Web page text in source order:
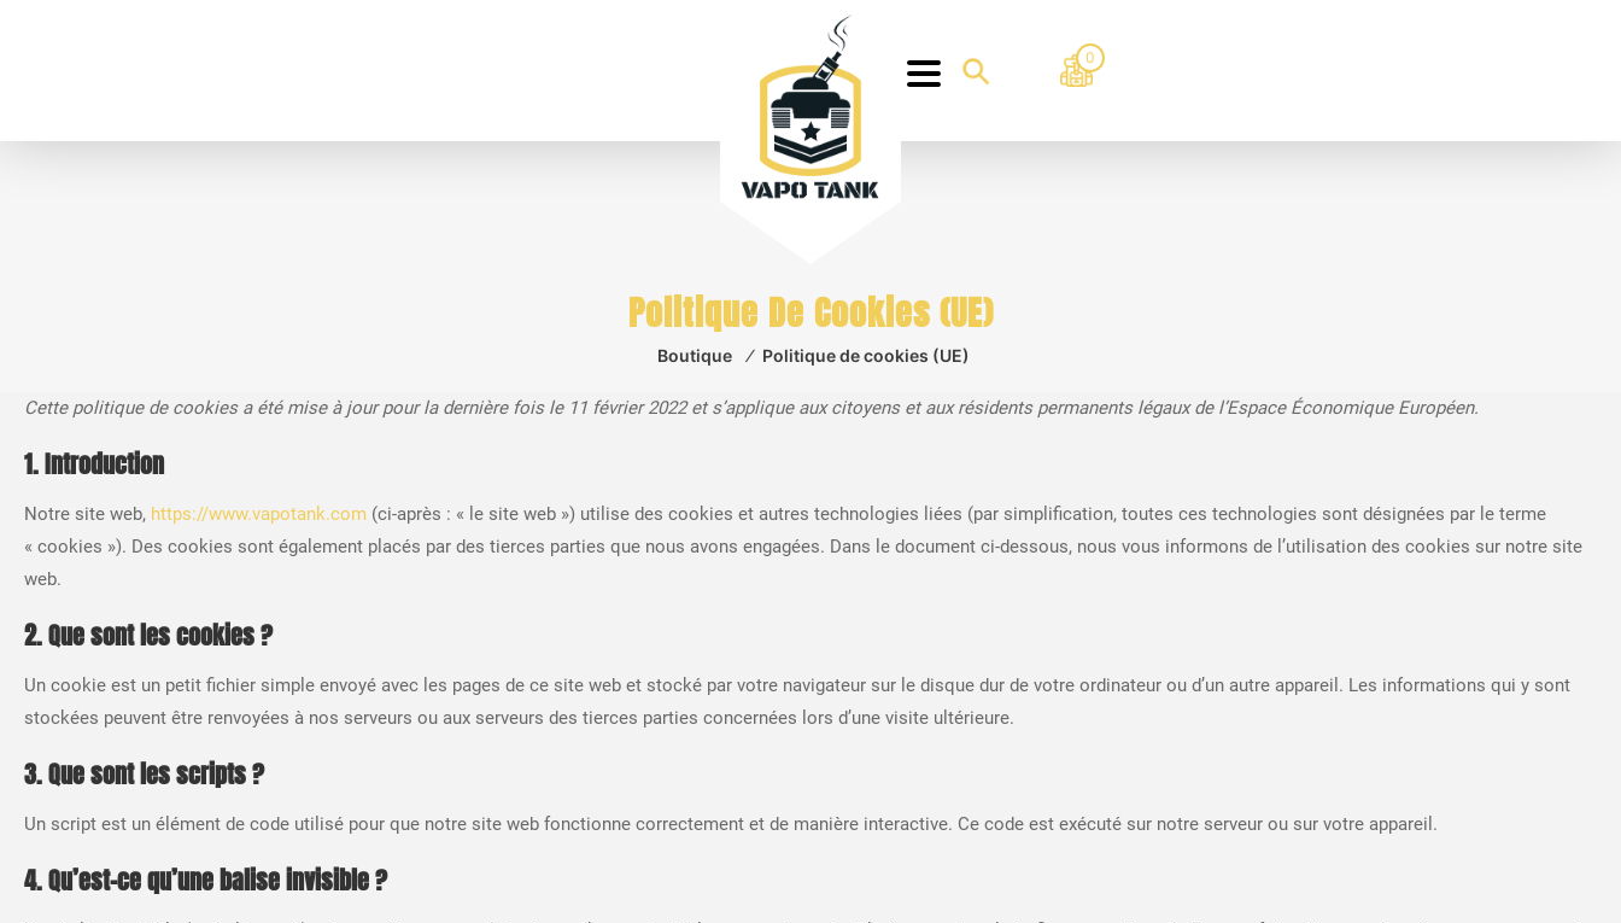
0
Politique De Cookies (UE)
Boutique ⁄ Politique de cookies (UE)
Cette politique de cookies a été mise à jour pour la dernière fois le 11 février 2022 et s’applique aux citoyens et aux résidents permanents légaux de l’Espace Économique Européen.
1. Introduction
Notre site web, https://www.vapotank.com (ci-après : « le site web ») utilise des cookies et autres technologies liées (par simplification, toutes ces technologies sont désignées par le terme
« cookies »). Des cookies sont également placés par des tierces parties que nous avons engagées. Dans le document ci-dessous, nous vous informons de l’utilisation des cookies sur notre site
web.
2. Que sont les cookies ?
Un cookie est un petit fichier simple envoyé avec les pages de ce site web et stocké par votre navigateur sur le disque dur de votre ordinateur ou d’un autre appareil. Les informations qui y sont
stockées peuvent être renvoyées à nos serveurs ou aux serveurs des tierces parties concernées lors d’une visite ultérieure.
3. Que sont les scripts ?
Un script est un élément de code utilisé pour que notre site web fonctionne correctement et de manière interactive. Ce code est exécuté sur notre serveur ou sur votre appareil.
4. Qu’est-ce qu’une balise invisible ?